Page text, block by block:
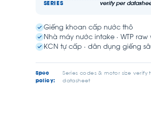
SERIES
verify per
Giếng khoan cấp nước thô
Nhà máy nước intake · WTP raw
KCN tự cấp · dân dụng giếng
Spec
policy:
Series codes & motor size verify
datasheet